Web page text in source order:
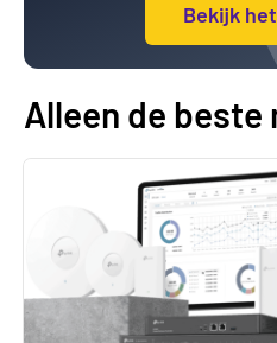
Bekijk
Alleen de beste